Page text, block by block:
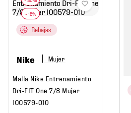
Rebajas
Nike Mujer
Malla Nike Entrenamiento
Dri-FIT One 7/8 Mujer
IO0579-010